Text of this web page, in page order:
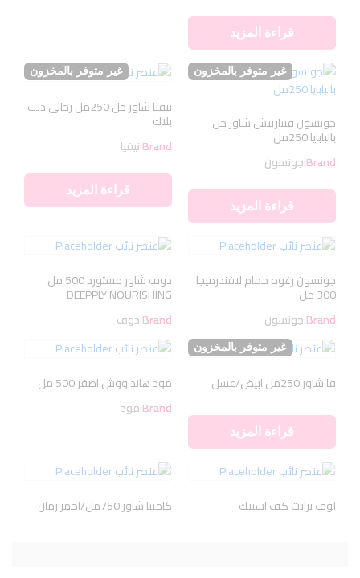
قراءة المزيد
غير متوفر بالمخزون
جونسون فيتاريتش شاور جل
بالبابايا 250مل
Brand:جونسون
قراءة المزيد
غير متوفر بالمخزون
نيفيا شاور جل 250مل رجالى ديب
بلاك
Brand:نيفيا
قراءة المزيد
جونسون رغوه حمام لافندرميجا
300 مل
Brand:جونسون
دوف شاور مستورد 500 مل
DEEPPLY NOURISHING
Brand:دوف
غير متوفر بالمخزون
فا شاور 250مل ابيض/عسل
قراءة المزيد
مود هاند ووش اصفر 500 مل
Brand:مود
لوف برايت كف استيك كامينا شاور 750مل/احمر رمان